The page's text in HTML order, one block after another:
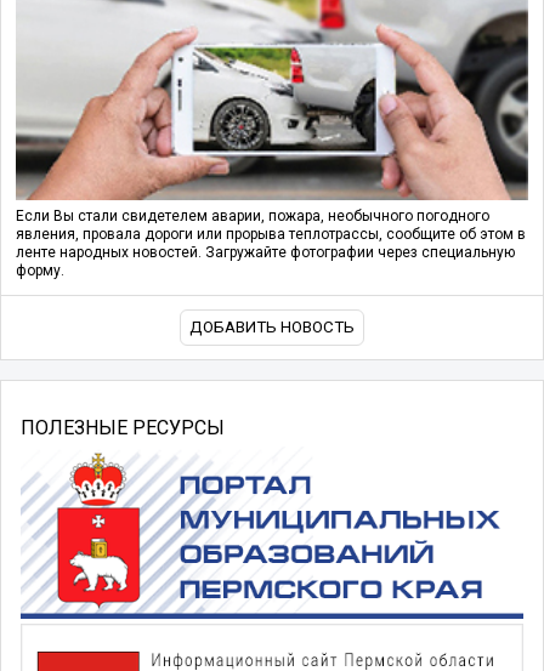
Если Вы стали свидетелем аварии, пожара, необычного погодного
явления, провала дороги или прорыва теплотрассы, сообщите об этом в
ленте народных новостей. Загружайте фотографии через специальную
форму.
ДОБАВИТЬ НОВОСТЬ
ПОЛЕЗНЫЕ РЕСУРСЫ